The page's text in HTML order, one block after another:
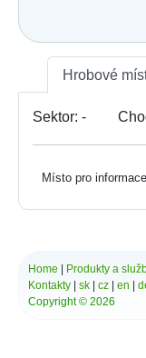
Hrobové
Sektor: -
Místo pro
Home Produkty a
Kontakty
sk cz en
Copyright © 2026